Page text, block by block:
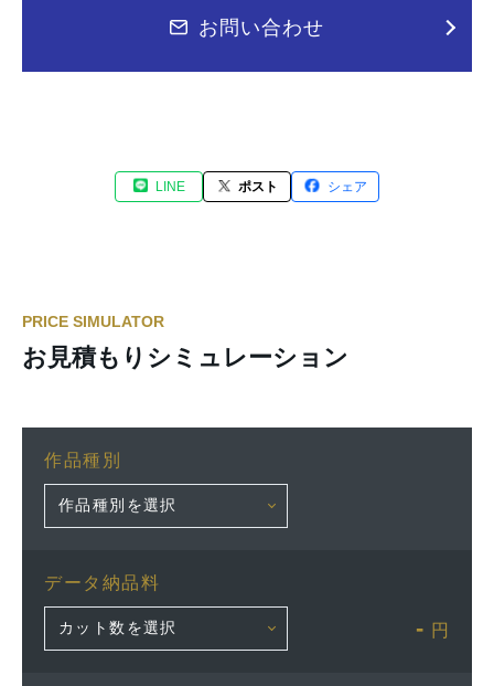
お問い合わせ
LINE ポスト シェア
PRICE SIMULATOR
お見積もりシミュレーション
作品種別
データ納品料
- 円